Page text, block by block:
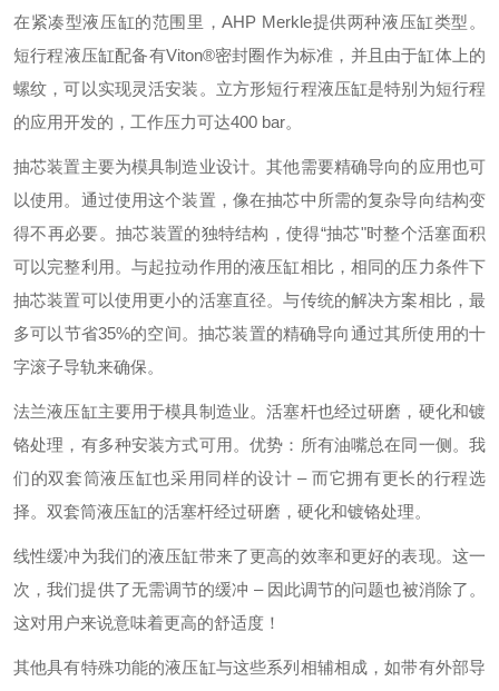
在紧凑型液压缸的范围里，AHP Merkle提供两种液压缸类型。
短行程液压缸配备有Viton®密封圈作为标准，并且由于缸体上的
螺纹，可以实现灵活安装。立方形短行程液压缸是特别为短行程
的应用开发的，工作压力可达400 bar。
抽芯装置主要为模具制造业设计。其他需要精确导向的应用也可
以使用。通过使用这个装置，像在抽芯中所需的复杂导向结构变
得不再必要。抽芯装置的独特结构，使得“抽芯"时整个活塞面积
可以完整利用。与起拉动作用的液压缸相比，相同的压力条件下
抽芯装置可以使用更小的活塞直径。与传统的解决方案相比，最
多可以节省35%的空间。抽芯装置的精确导向通过其所使用的十
字滚子导轨来确保。
法兰液压缸主要用于模具制造业。活塞杆也经过研磨，硬化和镀
铬处理，有多种安装方式可用。优势：所有油嘴总在同一侧。我
们的双套筒液压缸也采用同样的设计 – 而它拥有更长的行程选
择。双套筒液压缸的活塞杆经过研磨，硬化和镀铬处理。
线性缓冲为我们的液压缸带来了更高的效率和更好的表现。这一
次，我们提供了无需调节的缓冲 – 因此调节的问题也被消除了。
这对用户来说意味着更高的舒适度！
其他具有特殊功能的液压缸与这些系列相辅相成，如带有外部导